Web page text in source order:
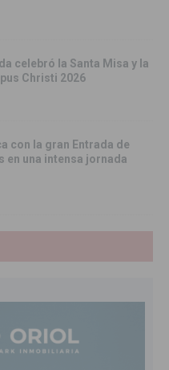
celebró la Santa Misa y la
Christi 2026
con la gran Entrada de
en una intensa jornada